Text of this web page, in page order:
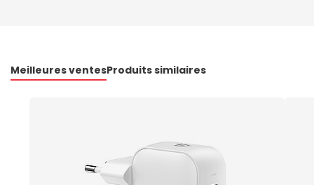
Meilleures ventesProduits similaires